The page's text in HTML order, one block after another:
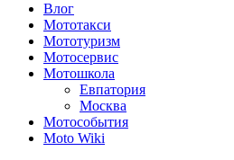
Влог
Мототакси
Мототуризм
Мотосервис
Мотошкола
Евпатория
Москва
Мотособытия
Moto Wiki